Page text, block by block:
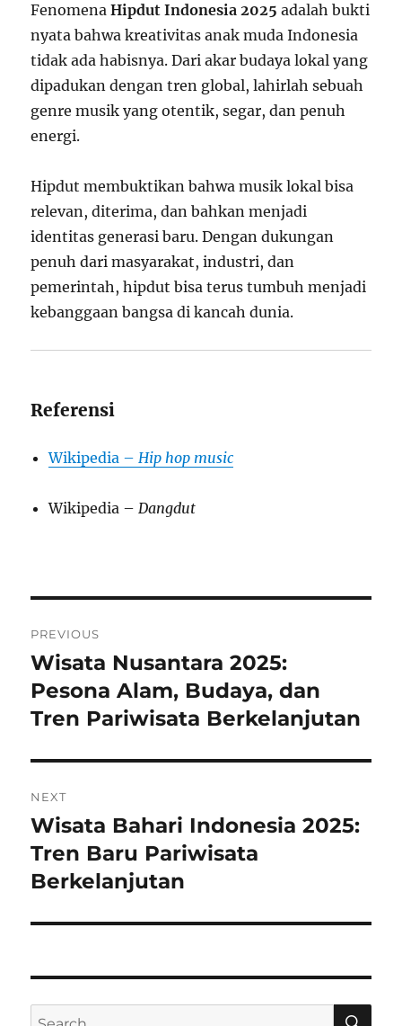
FenomenaHipdut Indonesia 2025 adalah bukti
nyata bahwa kreativitas anak muda Indonesia
tidak ada habisnya. Dari akar budaya lokal yang
dipadukan dengan tren global, lahirlah sebuah
genre musik yang otentik, segar, dan penuh
energi.
Hipdut membuktikan bahwa musik lokal bisa
relevan, diterima, dan bahkan menjadi
identitas generasi baru. Dengan dukungan
penuh dari masyarakat, industri, dan
pemerintah, hipdut bisa terus tumbuh menjadi
kebanggaan bangsa di kancah dunia.
Referensi
Wikipedia –Hip hop music
Wikipedia –Dangdut
navigation
PREVIOUS
Previous
post:
Wisata Nusantara 2025:
Pesona Alam, Budaya, dan
Tren Pariwisata Berkelanjutan
NEXT
Next
post:
Wisata Bahari Indonesia 2025:
Tren Baru Pariwisata
Berkelanjutan
Search